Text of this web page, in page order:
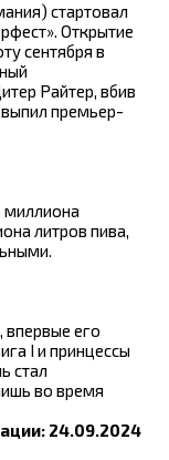
стартовал
Открытие
сентября в
Райтер, вбив
премьер-
миллиона
литров пива,
впервые его
I и принцессы
стал
во время
24.09.2024